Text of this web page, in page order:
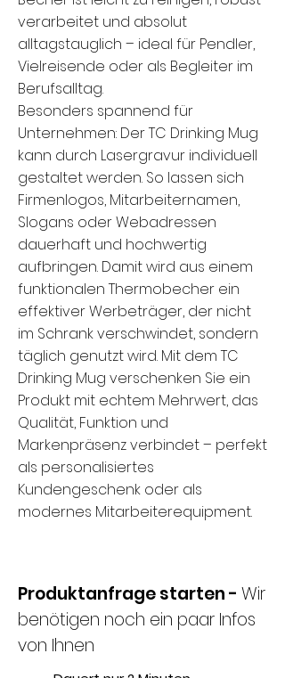
verarbeitet und absolut
alltagstauglich – ideal für Pendler,
Vielreisende oder als Begleiter im
Berufsalltag.
Besonders spannend für
Unternehmen: Der TC Drinking Mug
kann durch Lasergravur individuell
gestaltet werden. So lassen sich
Firmenlogos, Mitarbeiternamen,
Slogans oder Webadressen
dauerhaft und hochwertig
aufbringen. Damit wird aus einem
funktionalen Thermobecher ein
effektiver Werbeträger, der nicht
im Schrank verschwindet, sondern
täglich genutzt wird. Mit dem TC
Drinking Mug verschenken Sie ein
Produkt mit echtem Mehrwert, das
Qualität, Funktion und
Markenpräsenz verbindet – perfekt
als personalisiertes
Kundengeschenk oder als
modernes Mitarbeiterequipment.
Produktanfrage starten - Wir
benötigen noch ein paar Infos
von Ihnen